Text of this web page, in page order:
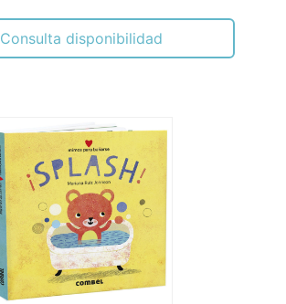
Consulta disponibilidad